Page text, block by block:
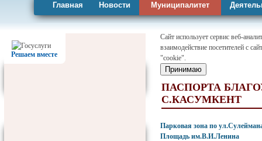
Главная Новости Муниципалитет
Карта района
Решаем вместе
Сайт использует сервис веб-
взаимодействие посетителей с
"cookie".
Принимаю
ПАСПОРТА
С.КАСУМКЕНТ
Парковая зона по
Площадь им.В.И.Ленина